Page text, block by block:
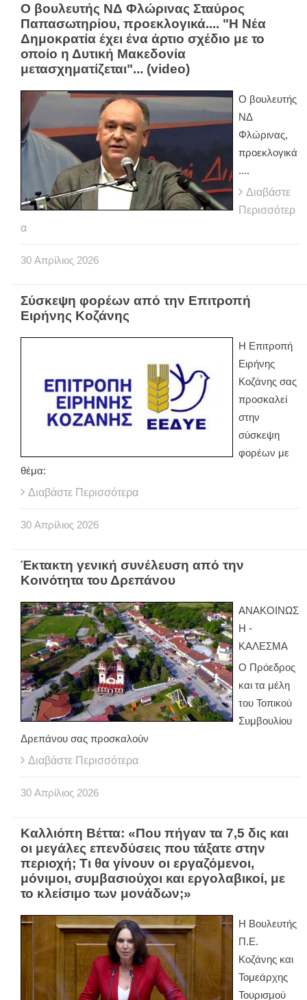
Ο βουλευτής ΝΔ Φλώρινας Σταύρος
Παπασωτηρίου, προεκλογικά.... "Η Νέα
Δημοκρατία έχει ένα άρτιο σχέδιο με το
οποίο η Δυτική Μακεδονία
μετασχηματίζεται"... (video)
Ο βουλευτής
ΝΔ
Φλώρινας,
προεκλογικά
....
Διαβάστε
Περισσότερ
α
30 Απρίλιος 2026
Σύσκεψη φορέων από την Επιτροπή
Ειρήνης Κοζάνης
Η Επιτροπή
Ειρήνης
Κοζάνης σας
προσκαλεί
στην
σύσκεψη
φορέων με
θέμα:
Διαβάστε Περισσότερα
30 Απρίλιος 2026
Έκτακτη γενική συνέλευση από την
Κοινότητα του Δρεπάνου
ΑΝΑΚΟΙΝΩΣ
Η -
ΚΑΛΕΣΜΑ
Ο Πρόεδρος
και τα μέλη
του Τοπικού
Συμβουλίου
Δρεπάνου σας προσκαλούν
Διαβάστε Περισσότερα
30 Απρίλιος 2026
Καλλιόπη Βέττα: «Που πήγαν τα 7,5 δις και
οι μεγάλες επενδύσεις που τάξατε στην
περιοχή; Τι θα γίνουν οι εργαζόμενοι,
μόνιμοι, συμβασιούχοι και εργολαβικοί, με
το κλείσιμο των μονάδων;»
Η Βουλευτής
Π.Ε.
Κοζάνης και
Τομεάρχης
Τουρισμού